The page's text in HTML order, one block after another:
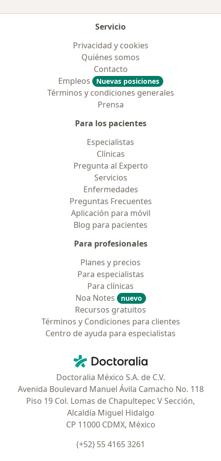
Servicio
Privacidad y cookies
Quiénes somos
Contacto
Empleos
Nuevas posiciones
Términos y condiciones generales
Prensa
Para los pacientes
Especialistas
Clínicas
Pregunta al Experto
Servicios
Enfermedades
Preguntas Frecuentes
Aplicación para móvil
Blog para pacientes
Para profesionales
Planes y precios
Para especialistas
Para clínicas
Noa Notes
nuevo
Recursos gratuitos
Términos y Condiciones para clientes
Centro de ayuda para especialistas
Doctoralia - Página de inicio
Doctoralia México S.A. de C.V.
Avenida Boulevard Manuel Ávila Camacho No. 118
Piso 19 Col. Lomas de Chapultepec V Sección,
Alcaldía Miguel Hidalgo
CP 11000 CDMX, México
(+52) 55 4165 3261